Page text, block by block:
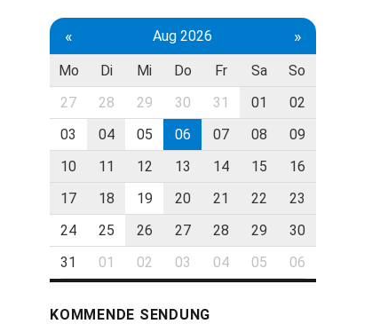
« Aug 2026 »
Mo Di Mi Do Fr Sa
So
27
28 29 30 31 01
02
03
04 05 06 07 08
09
10
11 12 13 14 15
16
17
18 19 20 21 22
23
24
25 26 27 28 29
30
31
01 02 03 04 05 06
KOMMENDE SENDUNG